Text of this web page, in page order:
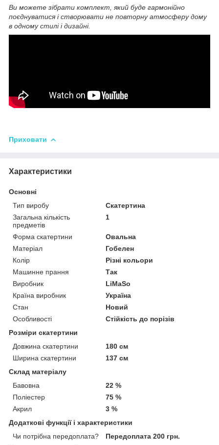
Ви можете зібрати комплект, який буде гармонійно
поєднуватися і створювати не повторну атмосферу дому
в одному стилі і дизайні.
Приховати
Характеристики
Основні
Тип виробу
Скатертина
Загальна кількість
предметів
1
Форма скатертини
Овальна
Матеріал
Гобелен
Колір
Різні кольори
Машинне прання
Так
Виробник
LiMaSo
Країна виробник
Україна
Стан
Новий
Особливості
Стійкість до порізів
Розміри скатертини
Довжина скатертини
180 см
Ширина скатертини
137 см
Склад матеріалу
Бавовна
22 %
Поліестер
75 %
Акрил
3 %
Додаткові функції і характеристики
Чи потрібна передоплата?
Передоплата 200 грн.